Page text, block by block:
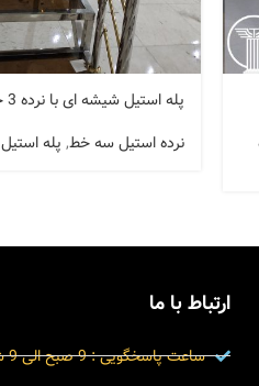
پله استیل شیشه ای با نرده 3 خط کد A52
نرده استیل سه خط, پله استیل
ارتباط با ما
ساعت پاسخگویی : 9 صبح الی 9 شب